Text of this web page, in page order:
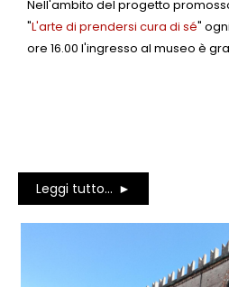
Nell'ambito del progetto
"L'arte di prendersi cura di sé"
ore 16.00 l'ingresso al museo è
Leggi tutto...